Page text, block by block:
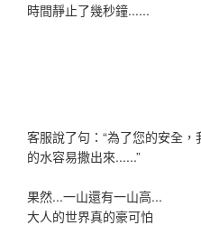
時間靜止了幾秒鐘......
客服說了句：“為了您的安全
的水容易撒出來......”
果然...一山還有一山高...
大人的世界真的豪可怕